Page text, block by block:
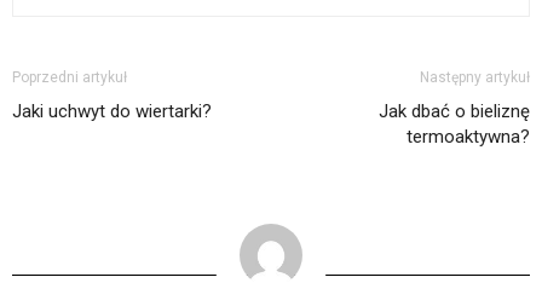
Poprzedni artykuł
Jaki uchwyt do wiertarki?
Następny artykuł
Jak dbać o bieliznę
termoaktywna?